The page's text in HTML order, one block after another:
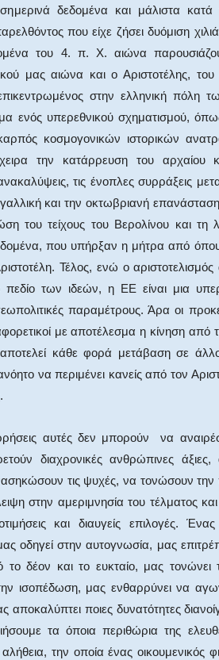
δεδομένα και μάλιστα
που είχε ζήσει δυόμιση
του 4. π. Χ. αιώνα
μας αιώνα και ο Αριστοτέλης,
στην ελληνική πόλη
ενός υπερεθνικού σχηματισμού,
κοσμογονικών ιστορικών
την κατάρρευση του
τις ένοπλες συρράξεις
και την οκτωβριανή
του τείχους του Βερολίνου και τη
που υπήρξαν η μήτρα από
Τέλος, ενώ ο αριστοτελισμός
πεδίο των ιδεών, η ΕΕ είναι μια
παραμέτρους. Άρα οι
με αποτέλεσμα η κίνηση
αποτελεί κάθε φορά μετάβαση σε
να περιμένει κανείς από τον
αυτές δεν μπορούν να
διαχρονικές ανθρώπινες
τις ψυχές, να τονώσουν
στην αμεριμνησία του τέλματος
και διαυγείς επιλογές.
οδηγεί στην αυτογνωσία, μας
το δέον και το ευκταίο, μας τονώνει
ισοπέδωση, μας ενθαρρύνει να
αποκαλύπτει ποιες δυνατότητες
τα όποια περιθώρια της
την οποία ένας οικουμενικός